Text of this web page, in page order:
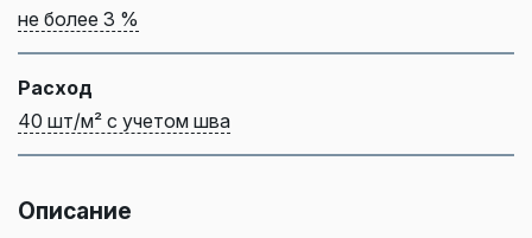
не более 3 %
Расход
40 шт/м² с учетом шва
Описание